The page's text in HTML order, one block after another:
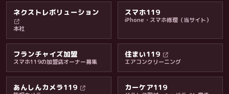
ネクストレボリューション
本社
スマホ119
iPhone・スマホ修理（当サイト）
フランチャイズ加盟
スマホ119の加盟店オーナー募集
住まい119
エアコンクリーニング
あんしんカメラ119 カーケア119